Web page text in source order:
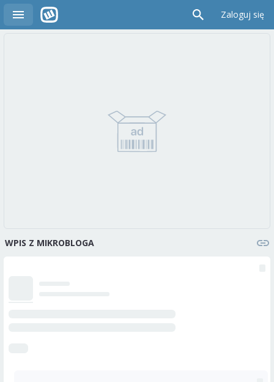
Zaloguj się
WPIS Z MIKROBLOGA